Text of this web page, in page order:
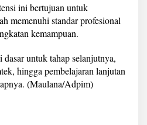
ini bertujuan untuk
memenuhi standar profesional
kemampuan.
untuk tahap selanjutnya,
hingga pembelajaran lanjutan
(Maulana/Adpim)